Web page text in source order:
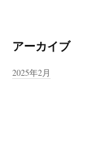
アーカイブ
2025年2月